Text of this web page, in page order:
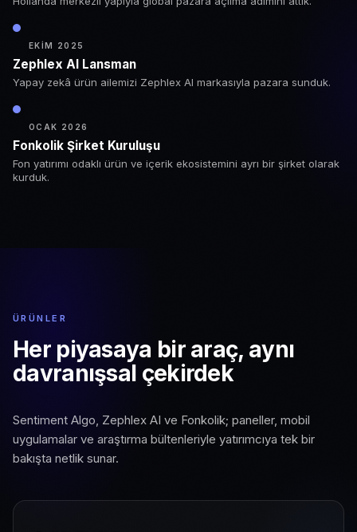
EKIM 2025
Zephlex AI Lansman
Yapay zekâ ürün ailemizi Zephlex AI markasıyla pazara sunduk.
OCAK 2026
Fonkolik Şirket Kuruluşu
Fon yatırımı odaklı ürün ve içerik ekosistemini ayrı bir şirket olarak
kurduk.
ÜRÜNLER
Her piyasaya bir araç, aynı
davranışsal çekirdek
Sentiment Algo, Zephlex AI ve Fonkolik; paneller, mobil
uygulamalar ve araştırma bültenleriyle yatırımcıya tek bir
bakışta netlik sunar.